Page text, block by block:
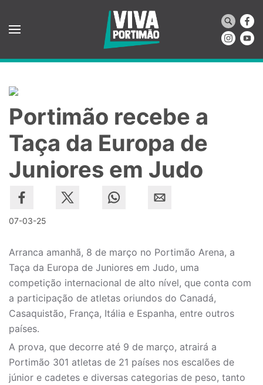
Saltar para o conteúdo principal
Portimão recebe a
Taça da Europa de
Juniores em Judo
07-03-25
Arranca amanhã, 8 de março no Portimão Arena, a
Taça da Europa de Juniores em Judo, uma
competição internacional de alto nível, que conta com
a participação de atletas oriundos do Canadá,
Casaquistão, França, Itália e Espanha, entre outros
países.
A prova, que decorre até 9 de março, atrairá a
Portimão 301 atletas de 21 países nos escalões de
júnior e cadetes e diversas categorias de peso, tanto